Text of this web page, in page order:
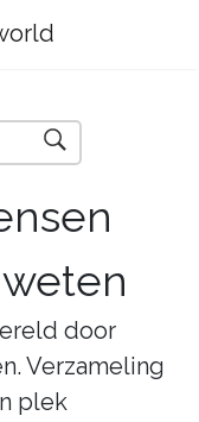
door
Verzameling
plek